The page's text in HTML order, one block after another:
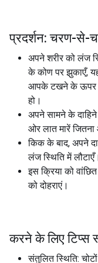
प्रदर्शन: चरण-से-
अपने शरीर को लंज
के कोण पर झुकाएँ,
आपके टखने के ऊपर
हो।
अपने सामने के
ओर लात मारें
किक के बाद, अपने
लंज स्थिति में लौटाएँ।
इस क्रिया को
को दोहराएं।
करने के लिए
संतुलित स्थिति: